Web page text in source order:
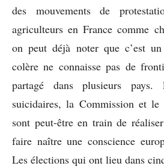
des mouvements de
agriculteurs en France comme
on peut déjà noter que c’est
colère ne connaisse pas de
partagé dans plusieurs pays.
suicidaires, la Commission et le
sont peut-être en train de
faire naître une conscience
Les élections qui ont lieu dans